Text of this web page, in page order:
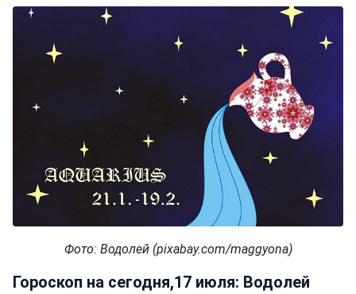
Фото: Водолей (pixabay.com/maggyona)
Гороскоп на сегодня,17 июля: Водолей